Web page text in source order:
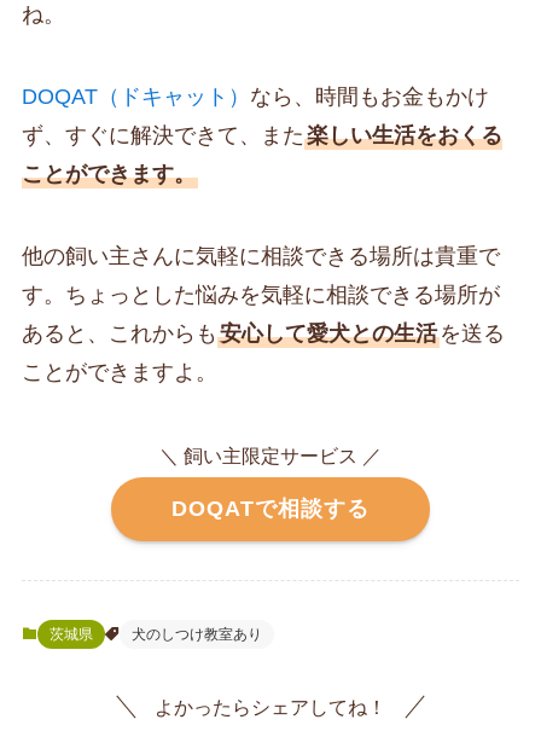
ね。
DOQAT（ドキャット） なら、時間もお金もかけ
ず、すぐに解決できて、また楽しい生活をおくる
ことができます。
他の飼い主さんに気軽に相談できる場所は貴重で
す。ちょっとした悩みを気軽に相談できる場所が
あると、これからも 安心して愛犬との生活を送る
ことができますよ。
＼ 飼い主限定サービス ／
DOQATで相談する
茨城県 犬のしつけ教室あり
よかったらシェアしてね！